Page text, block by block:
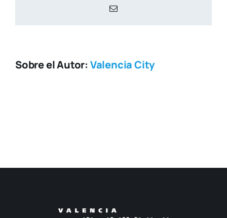
Correo
Sobre el Autor: Valencia City